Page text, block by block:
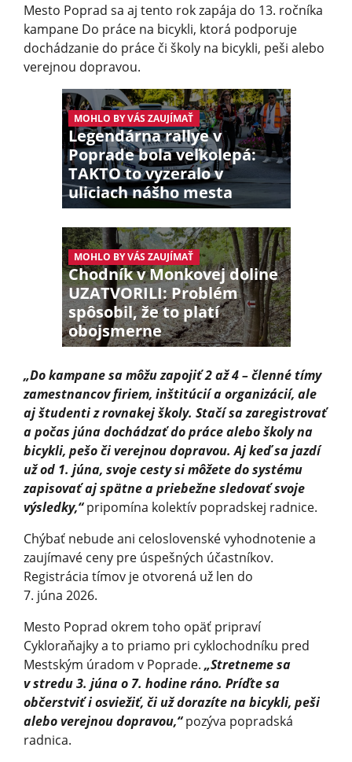
Mesto Poprad sa aj tento rok zapája do 13. ročníka
kampane Do práce na bicykli, ktorá podporuje
dochádzanie do práce či školy na bicykli, peši alebo
verejnou dopravou.
MOHLO BY VÁS ZAUJÍMAŤ
Legendárna rallye v
Poprade bola veľkolepá:
TAKTO to vyzeralo v
uliciach nášho mesta
MOHLO BY VÁS ZAUJÍMAŤ
Chodník v Monkovej doline
UZATVORILI: Problém
spôsobil, že to platí
obojsmerne
„Do kampane sa môžu zapojiť 2 až 4 – členné tímy
zamestnancov firiem, inštitúcií a organizácií, ale
aj študenti z rovnakej školy. Stačí sa zaregistrovať
a počas júna dochádzať do práce alebo školy na
bicykli, pešo či verejnou dopravou. Aj keď sa jazdí
už od 1. júna, svoje cesty si môžete do systému
zapisovať aj spätne a priebežne sledovať svoje
výsledky,“pripomína kolektív popradskej radnice.
Chýbať nebude ani celoslovenské vyhodnotenie a
zaujímavé ceny pre úspešných účastníkov.
Registrácia tímov je otvorená už len do
7. júna 2026.
Mesto Poprad okrem toho opäť pripraví
Cykloraňajky a to priamo pri cyklochodníku pred
Mestským úradom v Poprade. „Stretneme sa
v stredu 3. júna o 7. hodine ráno. Príďte sa
občerstviť i osviežiť, či už dorazíte na bicykli, peši
alebo verejnou dopravou,“pozýva popradská
radnica.